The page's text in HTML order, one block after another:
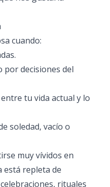
cuando:
decisiones del
tu vida actual y lo
soledad, vacío o
muy vívidos en
está repleta de
rituales